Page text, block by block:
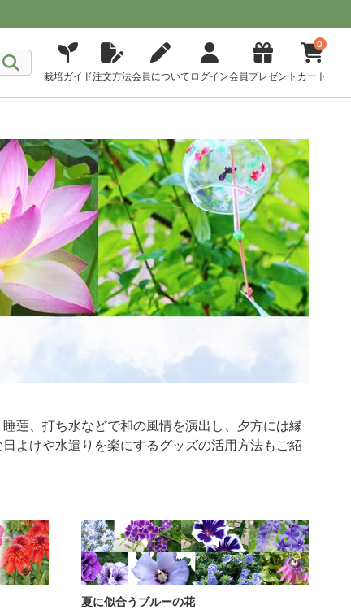
栽培ガイド注文方法会員について ログイン会員プレゼント
0
カート
蓮、打ち水などで和の風情を演出し、夕方には縁
よけや水遣りを楽にするグッズの活用方法もご紹
夏に似合うブルーの花